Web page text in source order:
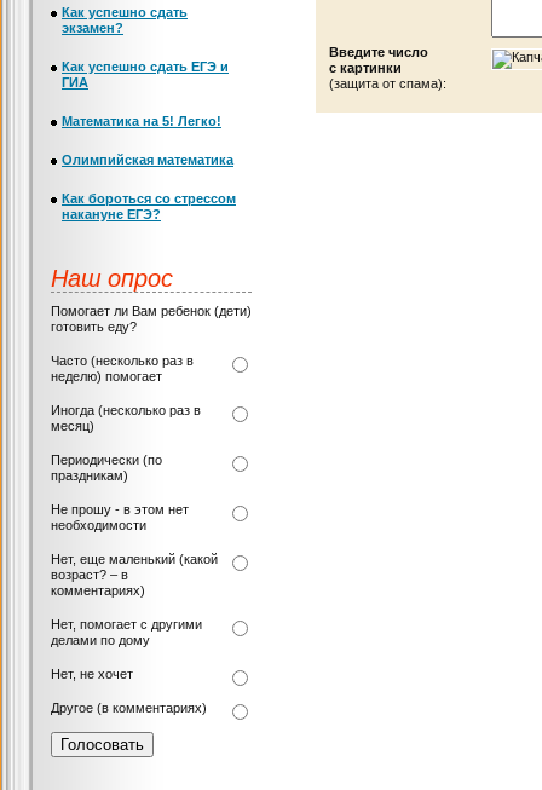
Введите число
с картинки
(защита от спама):
Как успешно сдать
экзамен?
Как успешно сдать ЕГЭ и
ГИА
Математика на 5! Легко!
Олимпийская математика
Как бороться со стрессом
накануне ЕГЭ?
Наш опрос
Помогает ли Вам ребенок (дети)
готовить еду?
Часто (несколько раз в
неделю) помогает
Иногда (несколько раз в
месяц)
Периодически (по
праздникам)
Не прошу - в этом нет
необходимости
Нет, еще маленький (какой
возраст? – в
комментариях)
Нет, помогает с другими
делами по дому
Нет, не хочет
Другое (в комментариях)